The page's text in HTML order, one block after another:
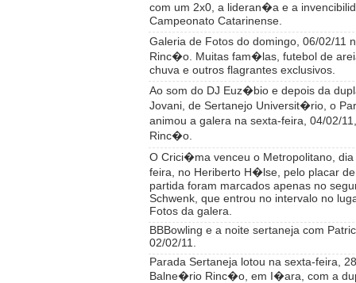
com um 2x0, a lideran�a e a
Campeonato Catarinense.
Galeria de Fotos do domingo, 06/02/11
Rinc�o. Muitas fam�las, futebol de
chuva e outros flagrantes exclusivos.
Ao som do DJ Euz�bio e depois da
Jovani, de Sertanejo Universit�rio, o
animou a galera na sexta-feira, 04/02/
Rinc�o.
O Crici�ma venceu o Metropolitano, dia
feira, no Heriberto H�lse, pelo placar
partida foram marcados apenas no
Schwenk, que entrou no intervalo no
Fotos da galera.
BBBowling e a noite sertaneja com
02/02/11.
Parada Sertaneja lotou na sexta-feira,
Balne�rio Rinc�o, em I�ara, com a